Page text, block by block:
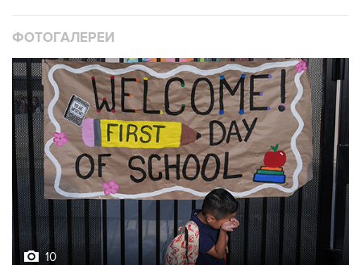
ФОТОГАЛЕРЕИ
10